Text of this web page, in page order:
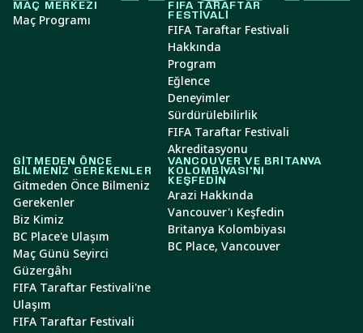
MAÇ MERKEZI
Maç Programı
FIFA TARAFTAR
FESTIVALI
FIFA Taraftar Festivali
Hakkında
Program
Eğlence
Deneyimler
Sürdürülebilirlik
FIFA Taraftar Festivali
Akreditasyonu
GITMEDEN ÖNCE
BILMENIZ GEREKENLER
Gitmeden Önce Bilmeniz
Gerekenler
Biz Kimiz
BC Place'e Ulaşım
Maç Günü Seyirci
Güzergâhı
FIFA Taraftar Festivali'ne
Ulaşım
FIFA Taraftar Festivali
VANCOUVER VE BRITANYA
KOLOMBIYASI'NI
KEŞFEDIN
Arazi Hakkında
Vancouver'ı Keşfedin
Britanya Kolombiyası
BC Place, Vancouver